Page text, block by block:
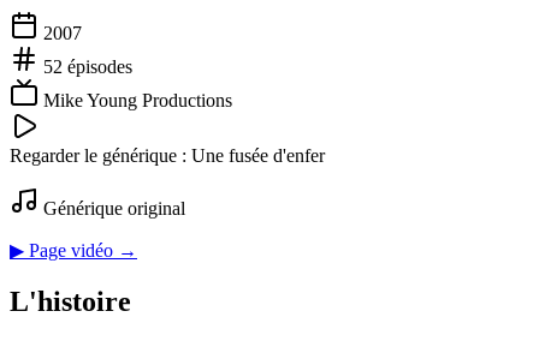
2007
52 épisodes
Mike Young Productions
Regarder le générique : Une fusée d'enfer
Générique original
▶ Page vidéo →
L'histoire